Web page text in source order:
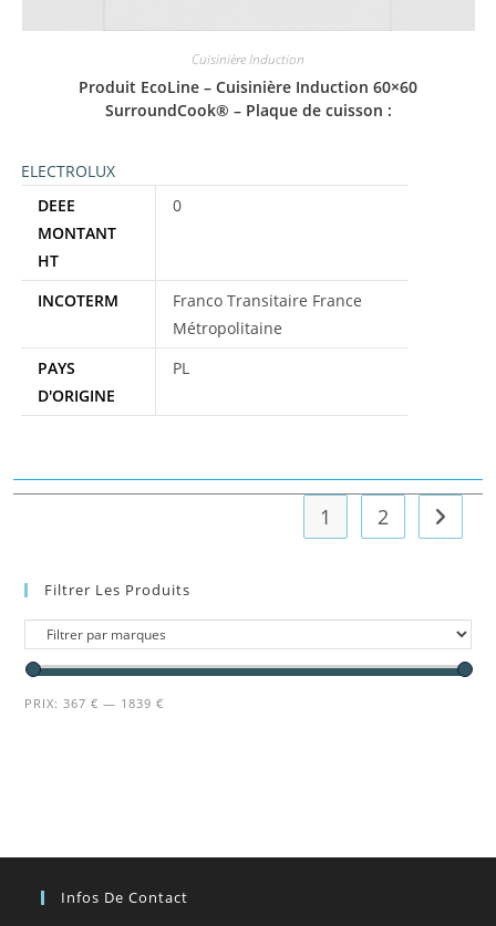
Cuisinière Induction
Produit EcoLine – Cuisinière Induction 60×60
SurroundCook® – Plaque de cuisson :
ELECTROLUX
DEEE
MONTANT
HT
0
INCOTERM
Franco Transitaire France
Métropolitaine
PAYS
D'ORIGINE
PL
1 2
Filtrer Les Produits
PRIX:367 € — 1839 €
Infos De Contact